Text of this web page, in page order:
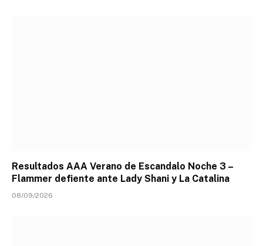
Resultados AAA Verano de Escandalo Noche 3 –
Flammer defiente ante Lady Shani y La Catalina
08/09/2026